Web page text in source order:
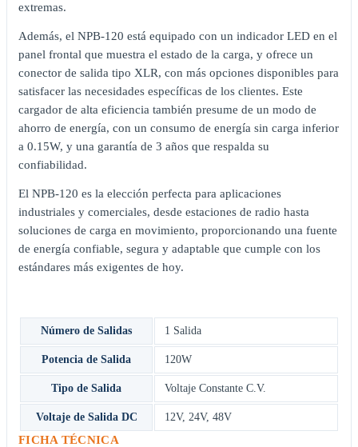
extremas.
Además, el NPB-120 está equipado con un indicador LED en el
panel frontal que muestra el estado de la carga, y ofrece un
conector de salida tipo XLR, con más opciones disponibles para
satisfacer las necesidades específicas de los clientes. Este
cargador de alta eficiencia también presume de un modo de
ahorro de energía, con un consumo de energía sin carga inferior
a 0.15W, y una garantía de 3 años que respalda su
confiabilidad.
El NPB-120 es la elección perfecta para aplicaciones
industriales y comerciales, desde estaciones de radio hasta
soluciones de carga en movimiento, proporcionando una fuente
de energía confiable, segura y adaptable que cumple con los
estándares más exigentes de hoy.
Número de Salidas 1 Salida
Potencia de Salida 120W
Tipo de Salida Voltaje Constante C.V.
Voltaje de Salida DC 12V, 24V, 48V
FICHA TÉCNICA